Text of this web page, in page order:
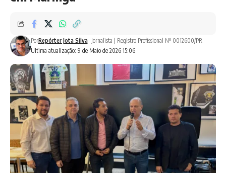
Ultima atualização: 9 de Maio de 2026 15:06
PorRepórter Jota Silva- Jornalista | Registro Profissional Nº 0012600/PR